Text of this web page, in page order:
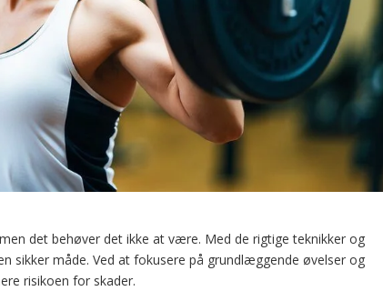
det behøver det ikke at være. Med de rigtige teknikker og
sikker måde. Ved at fokusere på grundlæggende øvelser og
risikoen for skader.